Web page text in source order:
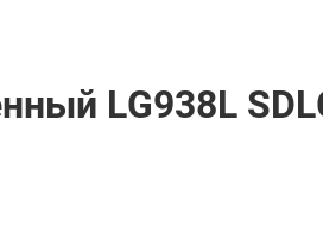
LG938L